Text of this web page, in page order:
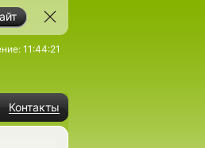
Контакты
11:44:21